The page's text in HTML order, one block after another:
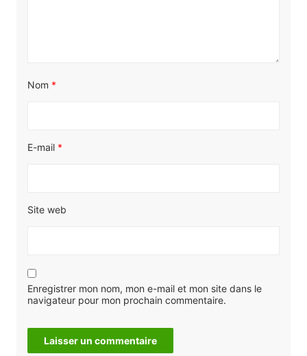
Nom *
E-mail *
Site web
Enregistrer mon nom, mon e-mail et mon site dans le
navigateur pour mon prochain commentaire.